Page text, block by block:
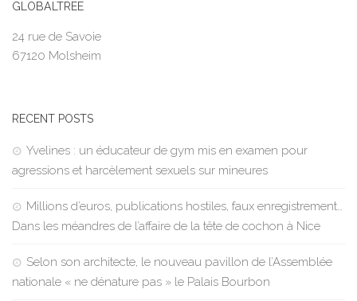
GLOBALTREE
24 rue de Savoie
67120 Molsheim
RECENT POSTS
Yvelines : un éducateur de gym mis en examen pour
agressions et harcèlement sexuels sur mineures
Millions d’euros, publications hostiles, faux enregistrement…
Dans les méandres de l’affaire de la tête de cochon à Nice
Selon son architecte, le nouveau pavillon de l’Assemblée
nationale « ne dénature pas » le Palais Bourbon